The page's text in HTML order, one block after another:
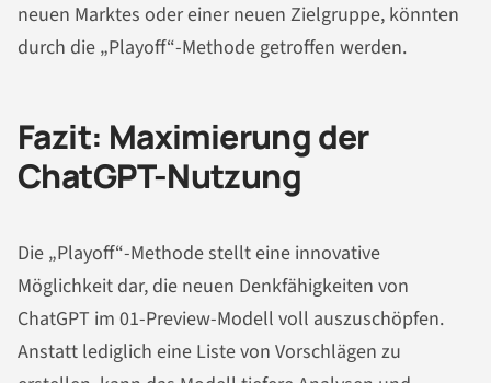
neuen Marktes oder einer neuen Zielgruppe, könnten
durch die „Playoff“-Methode getroffen werden.
Fazit: Maximierung der
ChatGPT-Nutzung
Die „Playoff“-Methode stellt eine innovative
Möglichkeit dar, die neuen Denkfähigkeiten von
ChatGPT im 01-Preview-Modell voll auszuschöpfen.
Anstatt lediglich eine Liste von Vorschlägen zu